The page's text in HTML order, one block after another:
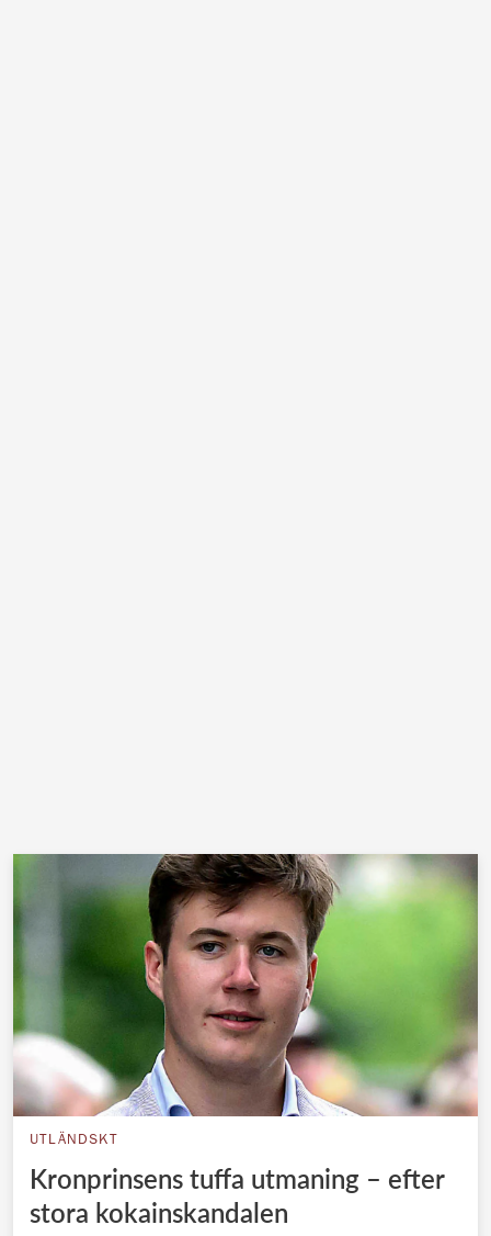
UTLÄNDSKT
Kronprinsens tuffa utmaning – efter
stora kokainskandalen